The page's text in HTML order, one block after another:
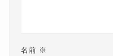
名前 ※